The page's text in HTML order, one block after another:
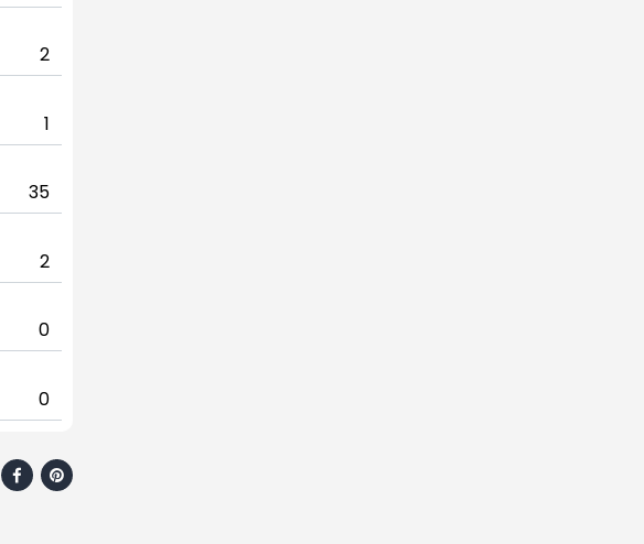
2
1
35
2
0
0